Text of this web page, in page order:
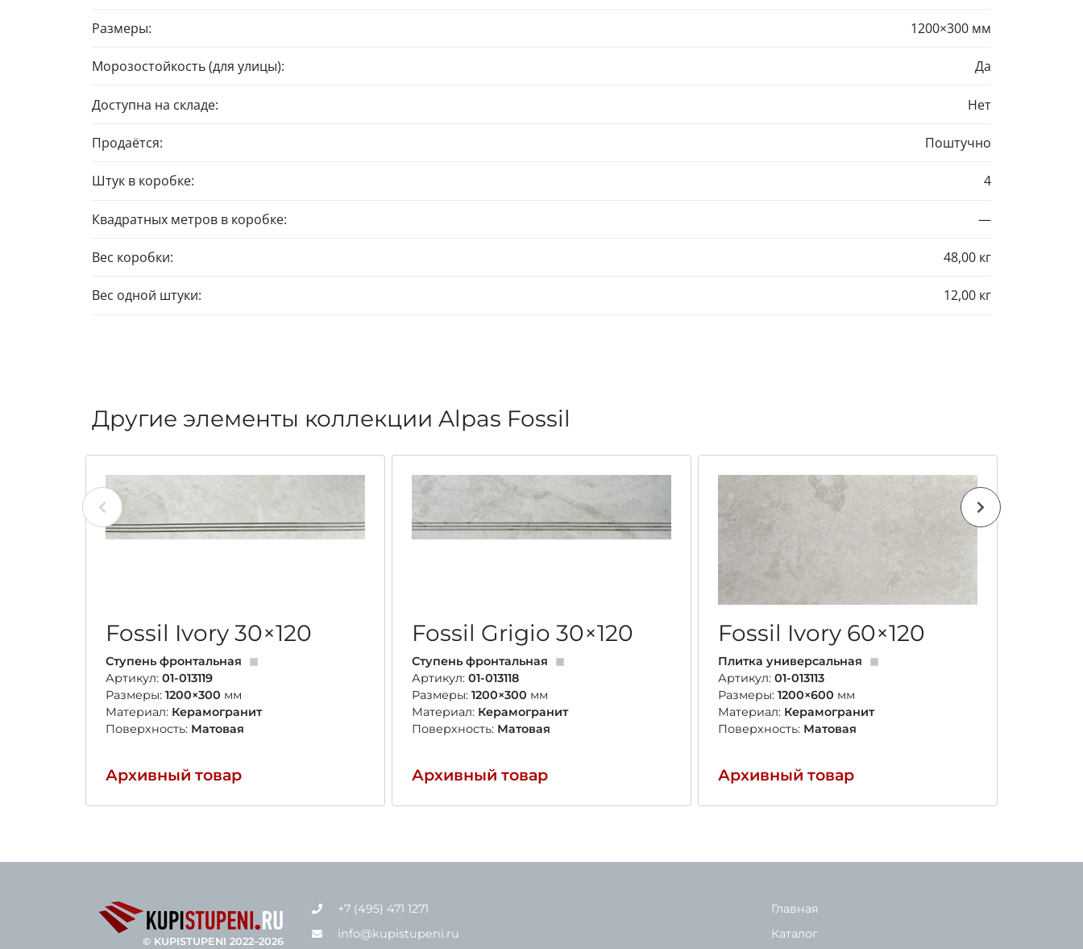
Размеры: 1200×300 мм
Морозостойкость (для улицы): Да
Доступна на складе: Нет
Продаётся: Поштучно
Штук в коробке: 4
Квадратных метров в коробке: —
Вес коробки: 48,00 кг
Вес одной штуки: 12,00 кг
Другие элементы коллекции Alpas Fossil
Fossil Ivory 30×120
Ступень фронтальная
Артикул: 01-013119
Размеры: 1200×300 мм
Материал: Керамогранит
Поверхность: Матовая
Архивный товар
Fossil Grigio 30×120
Ступень фронтальная
Артикул: 01-013118
Размеры: 1200×300 мм
Материал: Керамогранит
Поверхность: Матовая
Архивный товар
Fossil Ivory 60×120
Плитка универсальная
Артикул: 01-013113
Размеры: 1200×600 мм
Материал: Керамогранит
Поверхность: Матовая
Архивный товар
© KUPISTUPENI 2022–2026
+7 (495) 471 1271
info@kupistupeni.ru
Главная
Каталог